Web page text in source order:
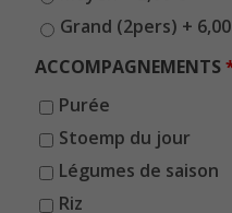
Grand (2pers) + 6,00
ACCOMPAGNEMENTS
Purée
Stoemp du jour
Légumes de saison
Riz